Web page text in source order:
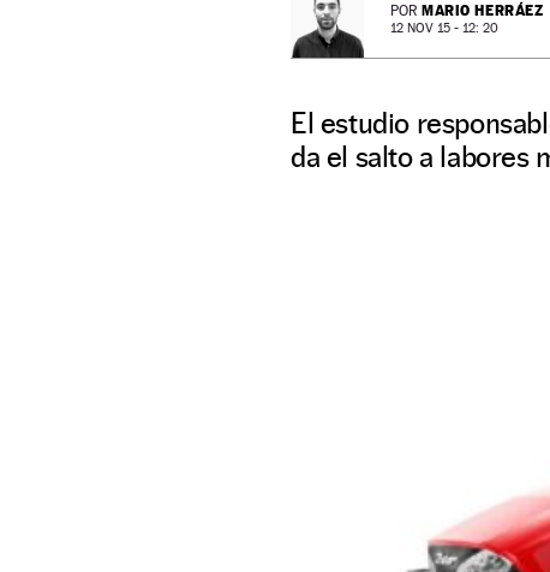
POR MARIO HERRÁEZ
12 NOV 15 - 12: 20
El estudio
da el salto a labores